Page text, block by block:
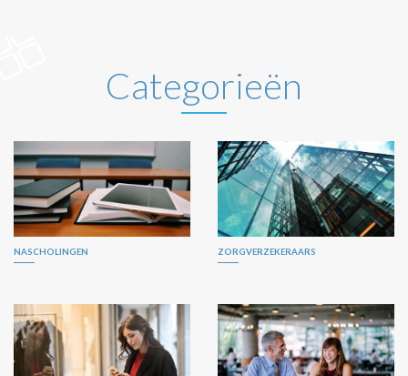
Categorieën
NASCHOLINGEN ZORGVERZEKERAARS